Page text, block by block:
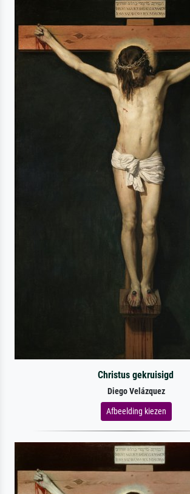
Christus gekruisigd
Diego Velázquez
Afbeelding kiezen